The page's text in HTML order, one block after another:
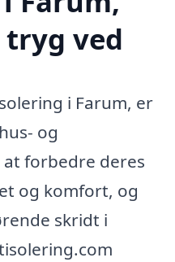
ved
i Farum, er
og
forbedre deres
og komfort, og
skridt i